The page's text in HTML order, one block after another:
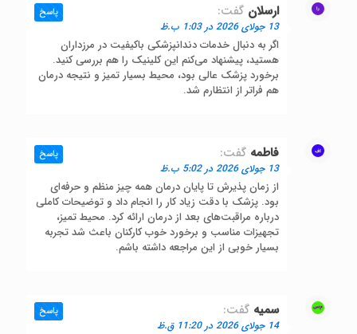
ارسلان گفت:
13 جولای 2026 در 1:03 ب.ظ
اگر به دنبال خدمات دندانپزشکی باکیفیت در مرزداران
هستید، پیشنهاد می‌کنم این کلینیک را هم بررسی کنید.
برخورد پزشک عالی بود، محیط بسیار تمیز و نتیجه درمان
هم فراتر از انتظارم شد.
پاسخ
فاطمه گفت:
13 جولای 2026 در 5:02 ب.ظ
از زمان پذیرش تا پایان درمان همه چیز منظم و حرفه‌ای
بود. پزشک با دقت زیاد کار را انجام داد و توضیحات کاملی
درباره مراقبت‌های بعد از درمان ارائه کرد. محیط تمیز،
تجهیزات مناسب و برخورد خوب کارکنان باعث شد تجربه
بسیار خوبی از این مراجعه داشته باشم.
پاسخ
سمیه گفت:
14 جولای 2026 در 11:20 ق.ظ
پاسخ